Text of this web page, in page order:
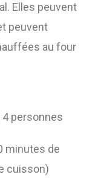
Elles peuvent
peuvent
au four
personnes
minutes de
cuisson)